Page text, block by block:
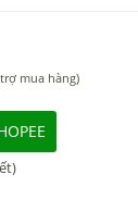
mua hàng)